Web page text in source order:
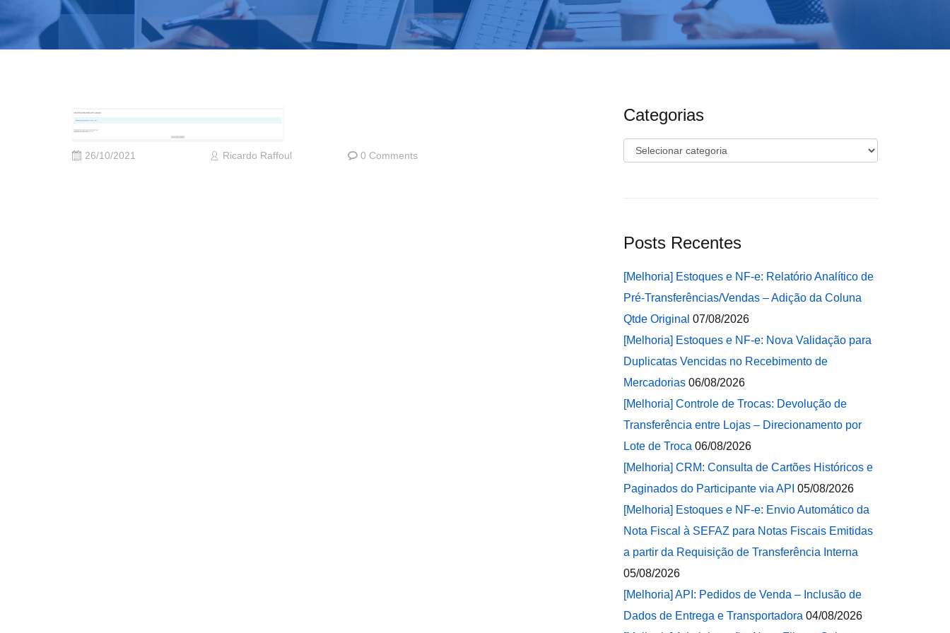
26/10/2021 Ricardo Raffoul 0 Comments
Categorias
Categorias
Posts Recentes
[Melhoria] Estoques e NF-e: Relatório Analítico de
Pré-Transferências/Vendas – Adição da Coluna
Qtde Original 07/08/2026
[Melhoria] Estoques e NF-e: Nova Validação para
Duplicatas Vencidas no Recebimento de
Mercadorias 06/08/2026
[Melhoria] Controle de Trocas: Devolução de
Transferência entre Lojas – Direcionamento por
Lote de Troca 06/08/2026
[Melhoria] CRM: Consulta de Cartões Históricos e
Paginados do Participante via API 05/08/2026
[Melhoria] Estoques e NF-e: Envio Automático da
Nota Fiscal à SEFAZ para Notas Fiscais Emitidas
a partir da Requisição de Transferência Interna
05/08/2026
[Melhoria] API: Pedidos de Venda – Inclusão de
Dados de Entrega e Transportadora 04/08/2026